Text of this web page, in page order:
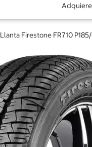
Llanta Firestone FR710